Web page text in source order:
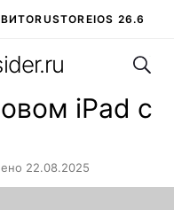
RUSTOREIOS 26.6
ЧАТ В ROBLOX
iPad c
22.08.2025